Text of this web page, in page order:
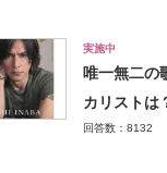
実施中
唯一無二の
カリストは
回答数：8132